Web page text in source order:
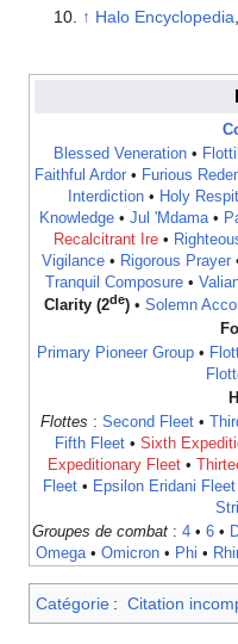
↑ Halo Encyclopedia
Blessed Veneration•
Faithful Ardor• Furious
Interdiction • Holy
Knowledge• Jul 'Mdama•
Recalcitrant Ire•
Vigilance• Rigorous Prayer
Tranquil Composure •
Clarity (2de)• Solemn
Primary Pioneer Group •
Flottes : Second Fleet•
Fifth Fleet• Sixth
Expeditionary Fleet•
Fleet • Epsilon Eridani Fleet
Groupes de combat : 4 • 6 •
Omega• Omicron • Phi •
Catégorie : Citation